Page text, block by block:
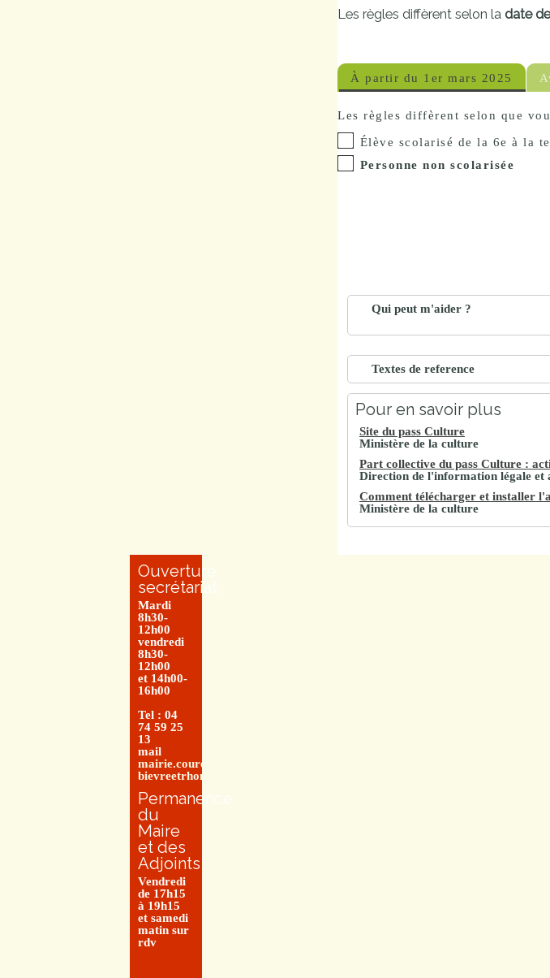
publics
privés
Les règles diffèrent selon la date
À partir du 1er mars 2025
Les règles diffèrent selon que
Élève scolarisé de la 6e à la
Personne non scolarisée
Qui peut m'aider ?
Textes de reference
Pour en savoir plus
Site du pass Culture
Ministère de la culture
Part collective du pass Culture :
Direction de l'information légale
Comment télécharger et installer
Ministère de la culture
Ouverture
secrétariat
Mardi
8h30-
12h00
vendredi
8h30-
12h00
et 14h00-
16h00
Tel : 04
74 59 25
13
mail
mairie.couretbuis@entre-
bievreetrhone.fr
Permanence
du
Maire
et des
Adjoints
Vendredi
de 17h15
à 19h15
et samedi
matin sur
rdv